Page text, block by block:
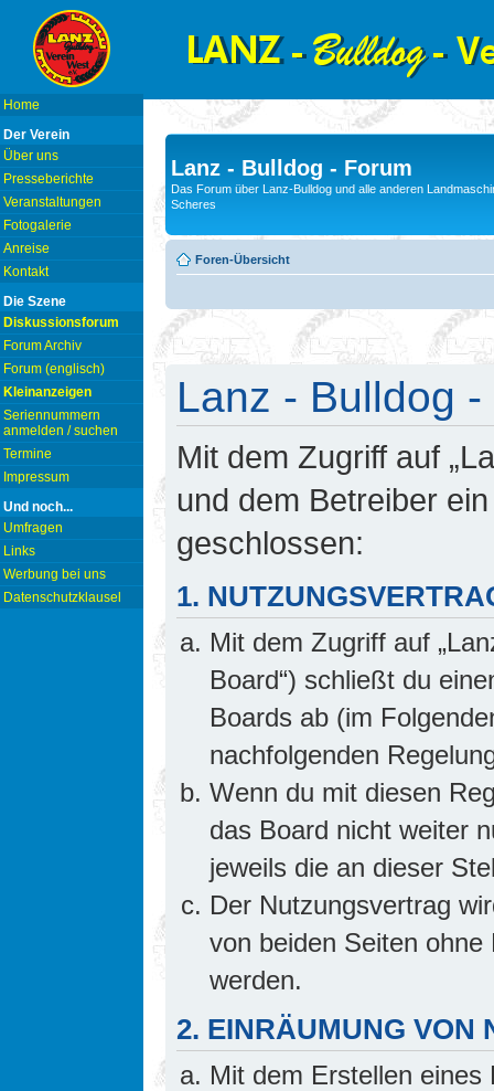
Home
Der Verein
Über uns
Presseberichte
Veranstaltungen
Fotogalerie
Anreise
Kontakt
Die Szene
Diskussionsforum
Forum Archiv
Forum (englisch)
Kleinanzeigen
Seriennummern
anmelden / suchen
Termine
Impressum
Und noch...
Umfragen
Links
Werbung bei uns
Datenschutzklausel
Lanz - Bulldog - Forum
Das Forum über Lanz-Bulldog und alle anderen
Scheres
Foren-Übersicht
Lanz - Bulldog
Mit dem Zugriff auf
und dem Betreiber
geschlossen:
1.
Mit dem Zugriff auf
Board“) schließt du
Boards ab (im
nachfolgenden
Wenn du mit diesen
das Board nicht weiter
jeweils die an dieser
Der Nutzungsvertrag
von beiden Seiten
werden.
2. EINRÄUMUNG VON
Mit dem Erstellen